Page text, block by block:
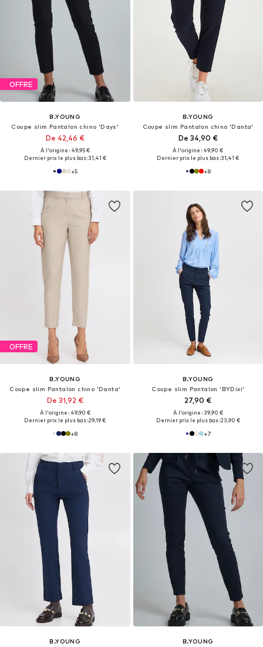
OFFRE
B.YOUNG
Coupe slim Pantalon chino 'Days'
De 42,46 €
À l'origine : 49,95 €
Dernier prix le plus bas :31,41 €
+5
B.YOUNG
Coupe slim Pantalon chino 'Danta'
De 34,90 €
À l'origine : 49,90 €
Dernier prix le plus bas :31,41 €
+8
OFFRE
B.YOUNG
Coupe slim Pantalon chino 'Danta'
De 31,92 €
À l'origine : 49,90 €
Dernier prix le plus bas :29,19 €
+8
B.YOUNG
Coupe slim Pantalon 'BYDixi'
27,90 €
À l'origine : 39,90 €
Dernier prix le plus bas :23,90 €
+7
B.YOUNG
B.YOUNG